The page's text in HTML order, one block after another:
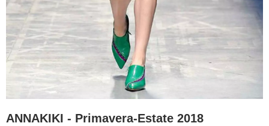
ANNAKIKI - Primavera-Estate 2018